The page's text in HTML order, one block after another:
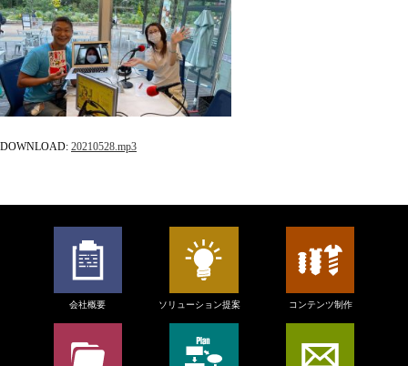
DOWNLOAD: 20210528.mp3
会社概要 ソリューション提案 コンテンツ制作